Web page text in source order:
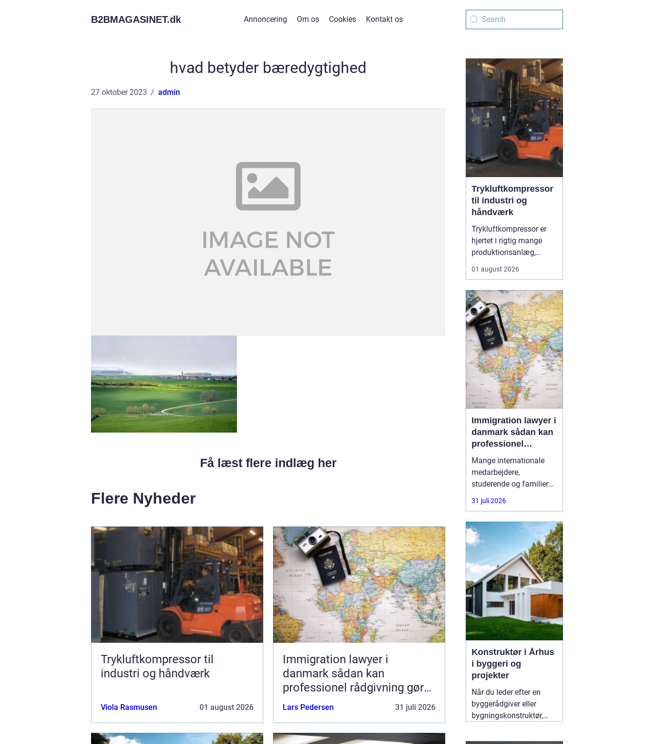
B2BMAGASINET.dk Annoncering Om os Cookies Kontakt os
hvad betyder bæredygtighed
27 oktober 2023 admin
Få læst flere indlæg her
Flere Nyheder
Trykluftkompressor til
industri og håndværk
Viola Rasmusen 01 august 2026
Immigration lawyer i
danmark sådan kan
professionel rådgivning gøre
en forskel
Lars Pedersen 31 juli 2026
Trykluftkompressor
til industri og
håndværk
Trykluftkompressor er
hjertet i rigtig mange
produktionsanlæg,
håndværksvirksomheder,
lige så vigtig som strøm
i kontakten. En moderne
løsning kan drive alt fra
enkle håndværktøjer til
avancerede
produktionsli...
01 august 2026
Immigration lawyer i
danmark sådan kan
professionel
rådgivning gøre en
forskel
Mange internationale
medarbejdere,
studerende og familier
oplever, at vejen til
opholdstilladelse i
end enkel. Reglerne
ændrer sig ofte, og fejl i
ansøgningen kan føre til
lange ventetider eller
direkte afslag. Her kan
en
31 juli 2026
Konstruktør i Århus
i byggeri og
projekter
Når du leder efter en
byggerådgiver eller
bygningskonstruktør,
tryghed,